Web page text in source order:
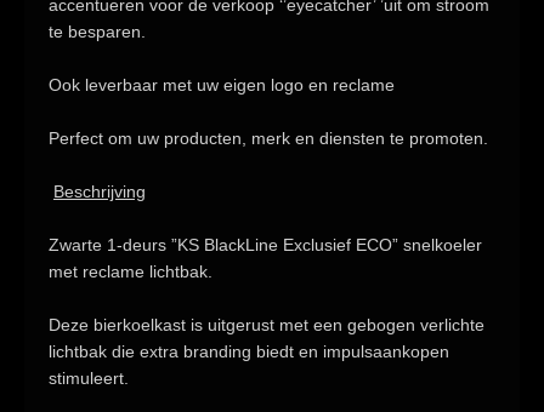
accentueren voor de verkoop ‘’eyecatcher’ ’uit om stroom
te besparen.
Ook leverbaar met uw eigen logo en reclame
Perfect om uw producten, merk en diensten te promoten.
Beschrijving
Zwarte 1-deurs ”KS BlackLine Exclusief ECO” snelkoeler
met reclame lichtbak.
Deze bierkoelkast is uitgerust met een gebogen verlichte
lichtbak die extra branding biedt en impulsaankopen
stimuleert.